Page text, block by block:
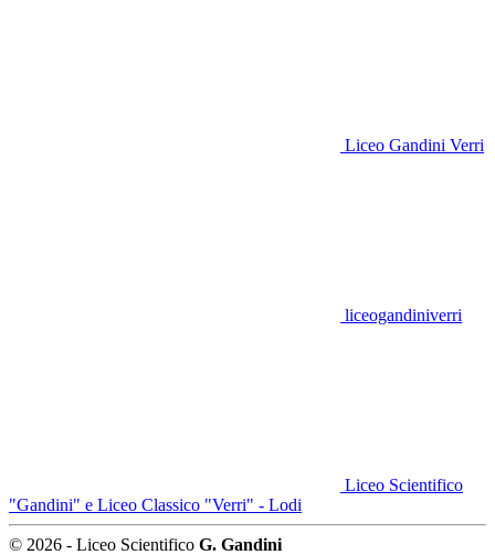
Liceo Gandini Verri
liceogandiniverri
Liceo Scientifico
"Gandini" e Liceo Classico "Verri" - Lodi
© 2026 - Liceo Scientifico G. Gandini